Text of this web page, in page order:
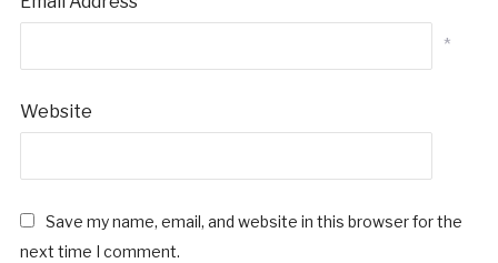
*
Website
Save my name, email, and website in this browser for the
next time I comment.